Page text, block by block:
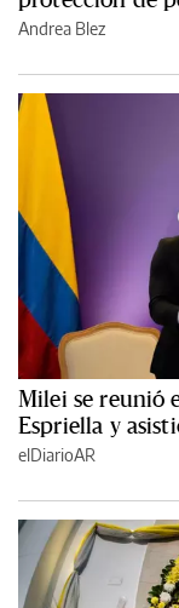
Andrea Blez
Milei se reunió
Espriella y
elDiarioAR